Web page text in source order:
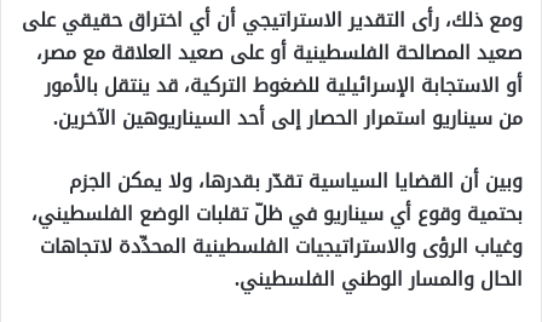
ومع ذلك، رأى التقدير الاستراتيجي أن أي اختراق حقيقي على
صعيد المصالحة الفلسطينية أو على صعيد العلاقة مع مصر،
أو الاستجابة الإسرائيلية للضغوط التركية، قد ينتقل بالأمور
من سيناريو استمرار الحصار إلى أحد السيناريوهين الآخرين.
وبين أن القضايا السياسية تقدّر بقدرها، ولا يمكن الجزم
بحتمية وقوع أي سيناريو في ظلّ تقلبات الوضع الفلسطيني،
وغياب الرؤى والاستراتيجيات الفلسطينية المحدِّدة لاتجاهات
الحال والمسار الوطني الفلسطيني.